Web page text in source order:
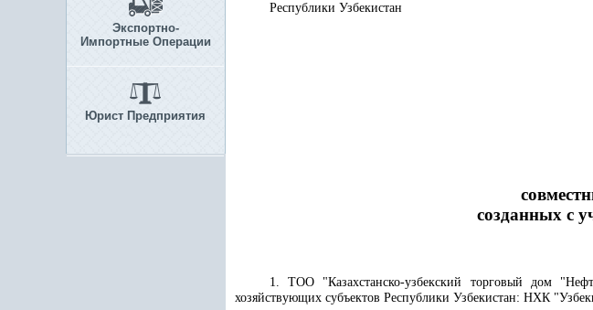
Экспортно-
Импортные Операции
Юрист Предприятия
Республики Узбекистан
созданных с
1. ТОО "Казахстанско-узбекский торговый дом
хозяйствующих субъектов Республики Узбекистан: НХК